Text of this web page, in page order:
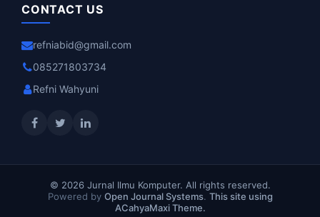
CONTACT US
refniabid@gmail.com
085271803734
Refni Wahyuni
© 2026 Jurnal Ilmu Komputer. All rights reserved.
Powered by Open Journal Systems. This site using
ACahyaMaxi Theme.